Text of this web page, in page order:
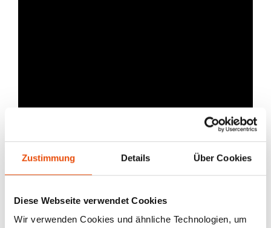
Zustimmung Details Über Cookies
Diese Webseite verwendet Cookies
Wir verwenden Cookies und ähnliche Technologien, um